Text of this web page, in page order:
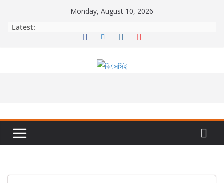
Monday, August 10, 2026
Latest: